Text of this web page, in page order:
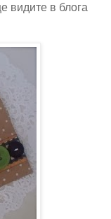
видите в блога